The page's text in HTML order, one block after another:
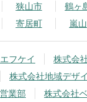
狭山市 鶴ヶ
寄居町 嵐
フケイ
株式会
株式会社地域デザ
業部
株式会社